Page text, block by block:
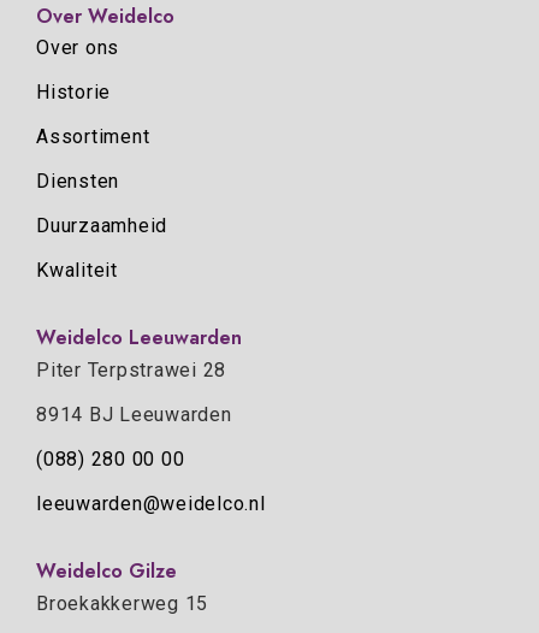
Over Weidelco
Over ons
Historie
Assortiment
Diensten
Duurzaamheid
Kwaliteit
Weidelco Leeuwarden
Piter Terpstrawei 28
8914 BJ Leeuwarden
(088) 280 00 00
leeuwarden@weidelco.nl
Weidelco Gilze
Broekakkerweg 15